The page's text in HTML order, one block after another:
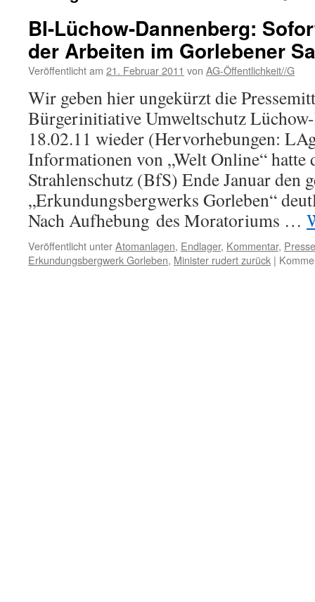
BI-Lüchow-Dannenberg:
der Arbeiten im Gorlebener
Veröffentlicht am 21. Februar 2011 von AG-Öffentlichkeit//G
Wir geben hier ungekürzt die
Bürgerinitiative Umweltschutz
18.02.11 wieder (Hervorhebungen:
Informationen von „Welt Online“ hatte
Strahlenschutz (BfS) Ende Januar den
„Erkundungsbergwerks Gorleben“
Nach Aufhebung des Moratoriums …
Veröffentlicht unterAtomanlagen, Endlager, Kommentar,
Erkundungsbergwerk Gorleben, Minister rudert zurück |